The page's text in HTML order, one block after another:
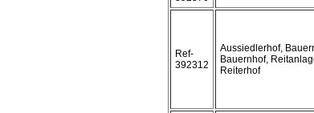
Ref-
392312
Aussiedlerhof,
Bauernhof,
Reiterhof